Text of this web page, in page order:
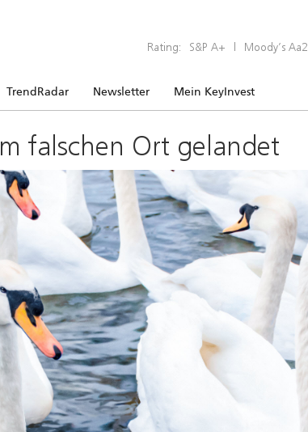
Rating: S&P A+ | Moody’s Aa2
TrendRadar Newsletter Mein KeyInvest
falschen Ort gelandet